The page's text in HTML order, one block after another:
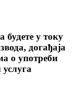
у току
догађаја
о употреби